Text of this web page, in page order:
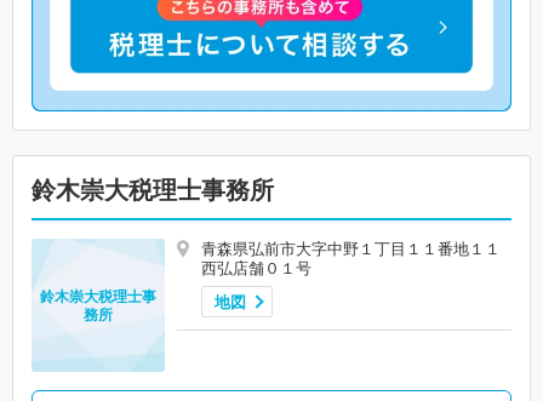
鈴木崇大税理士事務所
青森県弘前市大字中野１丁目１１番地１１
西弘店舗０１号
地図
鈴木崇大税理士事
務所